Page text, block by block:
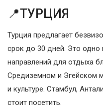
📍ТУРЦИЯ
Турция предлагает
срок до 30 дней. Это одно
направлений для отдыха
Средиземном и Эгейском
и культуре. Стамбул,
стоит посетить.